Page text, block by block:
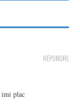
RÉPONDRE
imi plac